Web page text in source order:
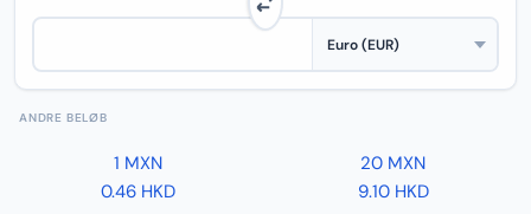
ANDRE BELØB
1 MXN
0.46 HKD
20 MXN
9.10 HKD